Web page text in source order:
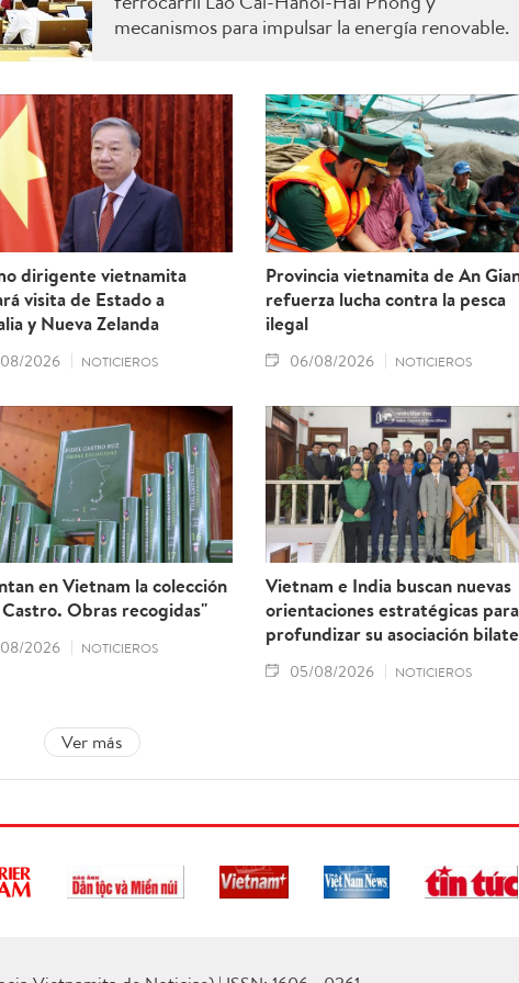
mecanismos para impulsar la energía renovable.
dirigente vietnamita
visita de Estado a
y Nueva Zelanda
2026 NOTICIEROS
Provincia vietnamita de An
refuerza lucha contra la pesca
ilegal
06/08/2026 NOTICIEROS
en Vietnam la colección
Obras recogidas"
2026 NOTICIEROS
Vietnam e India buscan nuevas
orientaciones estratégicas para
profundizar su asociación
05/08/2026 NOTICIEROS
Ver más